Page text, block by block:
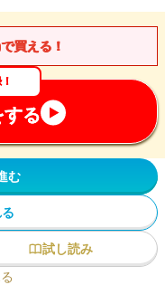
買える！
る
む
試し読み